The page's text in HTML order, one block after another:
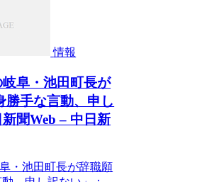
情報
阜・池田町長が
勝手な言動、申し
聞Web – 中日新
・池田町長が辞職願